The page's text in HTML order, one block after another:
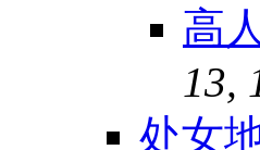
高
13,
处女